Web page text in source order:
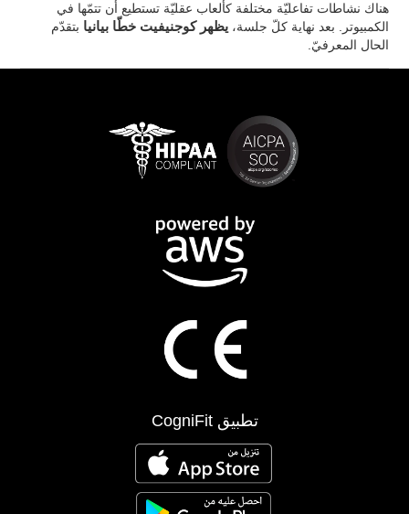
هناك نشاطات تفاعليّة مختلفة كألعاب عقليّة تستطيع أن تتمّها في
الكمبيوتر. بعد نهاية كلّ جلسة،يظهر كوجنيفيت خطّا بيانيا بتقدّم
الحال المعرفيّ.
تطبيق CogniFit